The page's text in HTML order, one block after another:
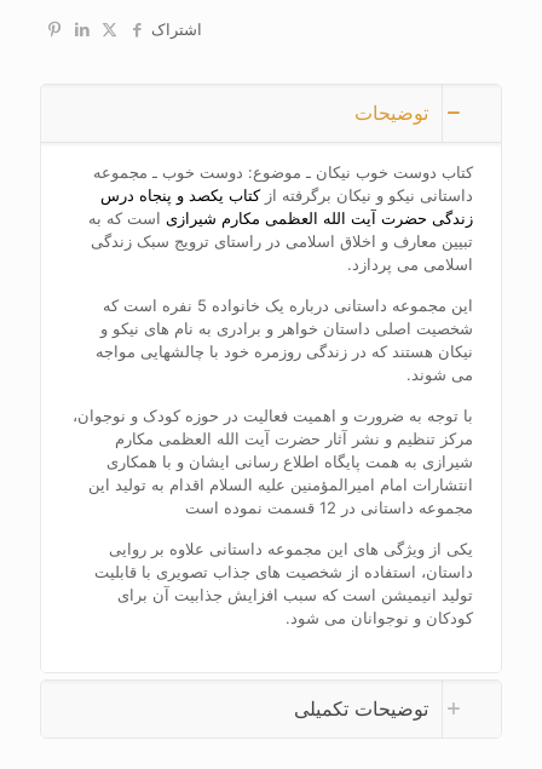
اشتراک
توضیحات
کتاب دوست خوب نیکان ـ موضوع: دوست خوب ـ مجموعه
داستانی نیکو و نیکان برگرفته ازکتاب یکصد و پنجاه درس
زندگی حضرت آیت الله العظمی مکارم شیرازی است که به
تبیین معارف و اخلاق اسلامی در راستای ترویج سبک زندگی
اسلامی می پردازد.
این مجموعه داستانی درباره یک خانواده 5 نفره است که
شخصیت اصلی داستان خواهر و برادری به نام های نیکو و
نیکان هستند که در زندگی روزمره خود با چالشهایی مواجه
می شوند.
با توجه به ضرورت و اهمیت فعالیت در حوزه کودک و نوجوان،
مرکز تنظیم و نشر آثار حضرت آیت الله العظمی مکارم
شیرازی به همت پایگاه اطلاع رسانی ایشان و با همکاری
انتشارات امام امیرالمؤمنین علیه السلام اقدام به تولید این
مجموعه داستانی در 12 قسمت نموده است
یکی از ویژگی های این مجموعه داستانی علاوه بر روایی
داستان، استفاده از شخصیت های جذاب تصویری با قابلیت
تولید انیمیشن است که سبب افزایش جذابیت آن برای
کودکان و نوجوانان می شود.
توضیحات تکمیلی